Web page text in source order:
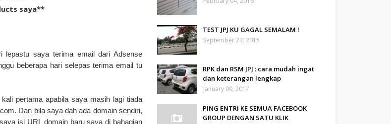
saya**
lepastu saya terima email dari Adsense
beberapa hari selepas terima email tu
pertama apabila saya masih lagi tiada
Dan bila saya dah ada domain sendiri,
isi URL domain baru saya di bahagian
TEST JPJ KU GAGAL SEMALAM !
September 23, 2015
RPK dan RSM JPJ : cara mudah ingat
dan keterangan lengkap
January 09, 2017
PING ENTRI KE SEMUA FACEBOOK
GROUP DENGAN SATU KLIK